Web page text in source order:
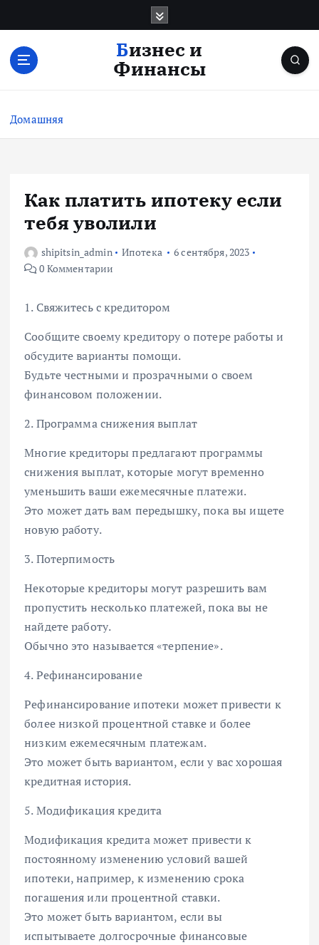
с
Бизнес и
Финансы
Домашняя
Как платить ипотеку если
тебя уволили
shipitsin_admin Ипотека
6 сентября, 2023
0 Комментарии
1. Свяжитесь с кредитором
Сообщите своему кредитору о потере работы и
обсудите варианты помощи.
Будьте честными и прозрачными о своем
финансовом положении.
2. Программа снижения выплат
Многие кредиторы предлагают программы
снижения выплат, которые могут временно
уменьшить ваши ежемесячные платежи.
Это может дать вам передышку, пока вы ищете
новую работу.
3. Потерпимость
Некоторые кредиторы могут разрешить вам
пропустить несколько платежей, пока вы не
найдете работу.
Обычно это называется «терпение».
4. Рефинансирование
Рефинансирование ипотеки может привести к
более низкой процентной ставке и более
низким ежемесячным платежам.
Это может быть вариантом, если у вас хорошая
кредитная история.
5. Модификация кредита
Модификация кредита может привести к
постоянному изменению условий вашей
ипотеки, например, к изменению срока
погашения или процентной ставки.
Это может быть вариантом, если вы
испытываете долгосрочные финансовые